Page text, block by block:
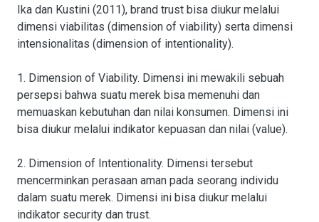
Ika dan Kustini (2011), brand trust bisa diukur melalui
dimensi viabilitas (dimension of viability) serta dimensi
intensionalitas (dimension of intentionality).
1. Dimension of Viability. Dimensi ini mewakili sebuah
persepsi bahwa suatu merek bisa memenuhi dan
memuaskan kebutuhan dan nilai konsumen. Dimensi ini
bisa diukur melalui indikator kepuasan dan nilai (value).
2. Dimension of Intentionality. Dimensi tersebut
mencerminkan perasaan aman pada seorang individu
dalam suatu merek. Dimensi ini bisa diukur melalui
indikator security dan trust.